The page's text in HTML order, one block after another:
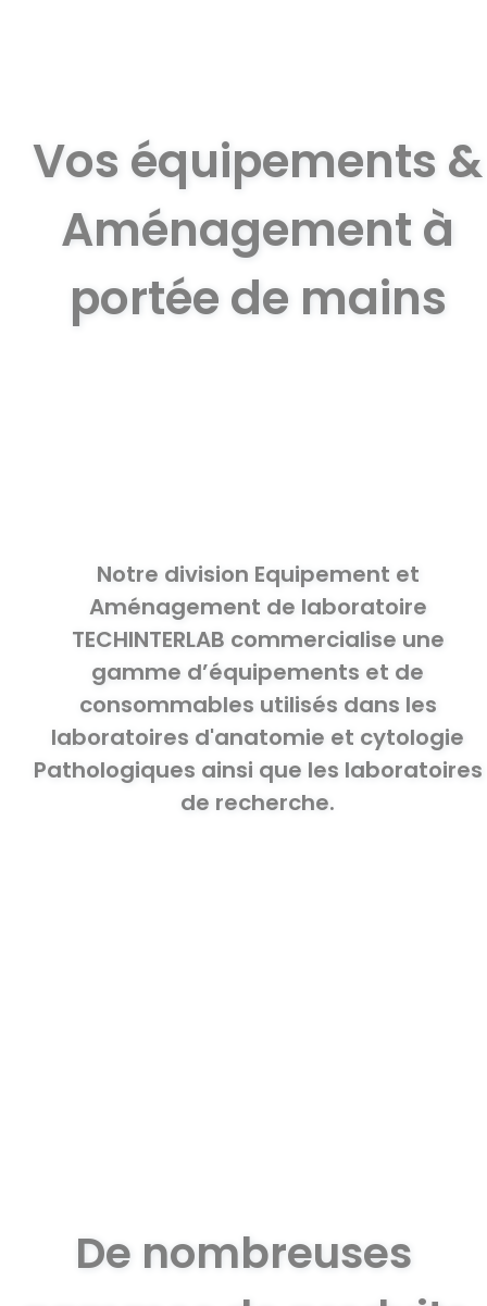
Vos équipements &
Aménagement à
portée de mains
Notre division Equipement et
Aménagement de laboratoire
TECHINTERLAB commercialise une
gamme d’équipements et de
consommables utilisés dans les
laboratoires d'anatomie et cytologie
Pathologiques ainsi que les laboratoires
de recherche.
De nombreuses